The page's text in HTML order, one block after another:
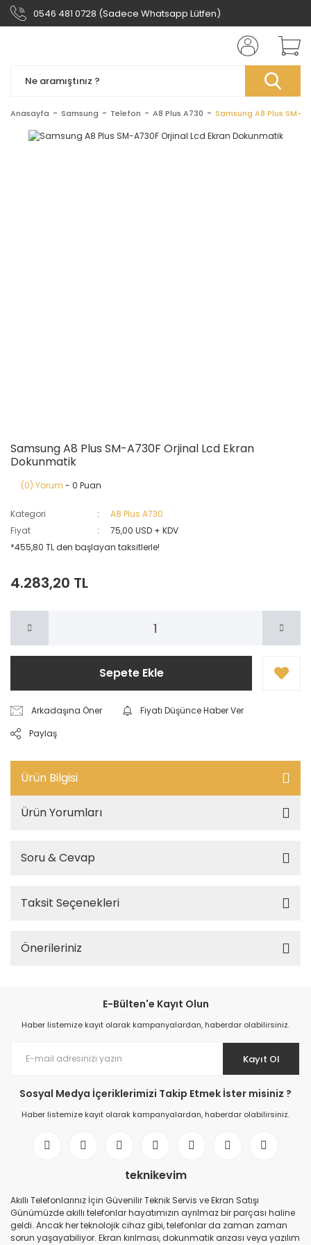
0546 481 0728 (Sadece Whatsapp Lütfen)
Anasayfa Samsung Telefon A8 Plus A730 Samsung A8 Plus SM-
Samsung A8 Plus SM-A730F Orjinal Lcd Ekran
Dokunmatik
(0) Yorum - 0 Puan
Kategori
A8 Plus A730
Fiyat
75,00 USD + KDV
*455,80 TL den başlayan taksitlerle!
4.283,20 TL
Sepete Ekle
Arkadaşına Öner
Fiyatı Düşünce Haber Ver
Paylaş
Ürün Bilgisi
Ürün Yorumları
Soru & Cevap
Taksit Seçenekleri
Önerileriniz
E-Bülten'e Kayıt Olun
Haber listemize kayıt olarak kampanyalardan, haberdar olabilirsiniz.
Kayıt Ol
Sosyal Medya İçeriklerimizi Takip Etmek İster misiniz ?
Haber listemize kayıt olarak kampanyalardan, haberdar olabilirsiniz.
teknikevim
Akıllı Telefonlarınız İçin Güvenilir Teknik Servis ve Ekran Satışı
Günümüzde akıllı telefonlar hayatımızın ayrılmaz bir parçası haline
geldi. Ancak her teknolojik cihaz gibi, telefonlar da zaman zaman
sorun yaşayabiliyor. Ekran kırılması, dokunmatik arızası veya yazılım